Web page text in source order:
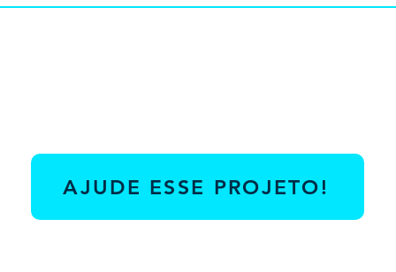
AJUDE ESSE PROJETO!